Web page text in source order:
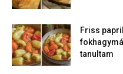
Friss
tanultam